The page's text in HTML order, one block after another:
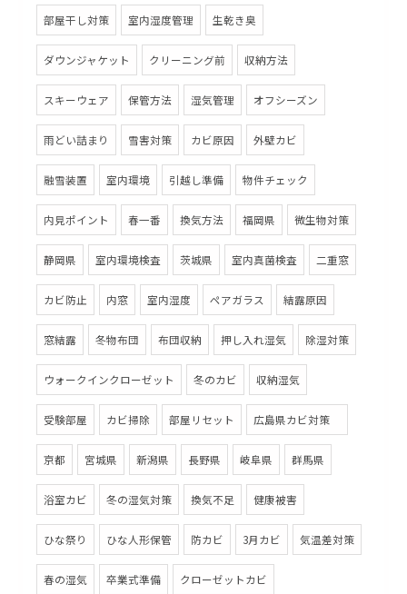
部屋干し対策 室内湿度管理 生乾き臭
ダウンジャケット クリーニング前 収納方法
スキーウェア 保管方法 湿気管理 オフシーズン
雨どい詰まり 雪害対策 カビ原因 外壁カビ
融雪装置 室内環境 引越し準備 物件チェック
内見ポイント 春一番 換気方法 福岡県 微生物対策
静岡県 室内環境検査 茨城県 室内真菌検査 二重窓
カビ防止 内窓 室内湿度 ペアガラス 結露原因
窓結露 冬物布団 布団収納 押し入れ湿気 除湿対策
ウォークインクローゼット 冬のカビ 収納湿気
受験部屋 カビ掃除 部屋リセット 広島県カビ対策
京都 宮城県 新潟県 長野県 岐阜県 群馬県
浴室カビ 冬の湿気対策 換気不足 健康被害
ひな祭り ひな人形保管 防カビ 3月カビ 気温差対策
春の湿気 卒業式準備 クローゼットカビ